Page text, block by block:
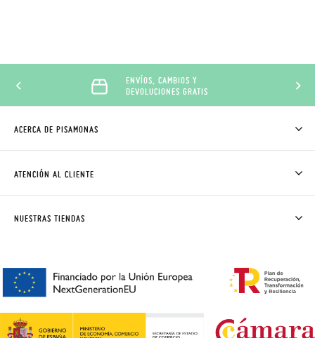
ENVÍOS, CAMBIOS Y
DEVOLUCIONES GRATIS
ACERCA DE PISAMONAS
CÓMO COMPRAR
AVISO LEGAL, PRIVACIDAD Y COOKIES
REBAJAS
ATENCIÓN AL CLIENTE
PREGUNTAS FRECUENTES
NUESTRAS TIENDAS